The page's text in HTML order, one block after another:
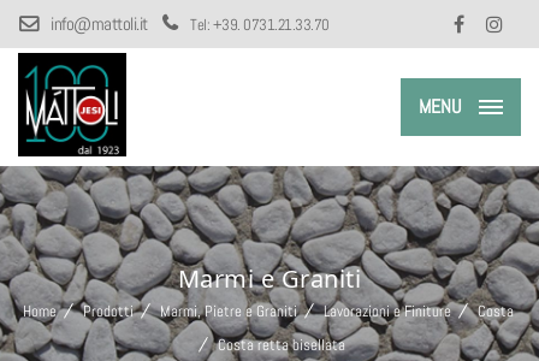
info@mattoli.it Tel:+39. 0731.21.33.70
MENU
Marmi e Graniti
Home Prodotti Marmi, Pietre e Graniti Lavorazioni e Finiture
Costa
Costa retta bisellata